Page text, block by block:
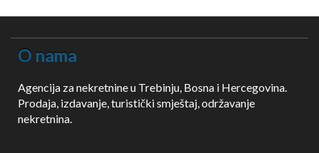
O nama
Agencija za nekretnine u Trebinju, Bosna i Hercegovina.
Prodaja, izdavanje, turistički smještaj, održavanje
nekretnina.